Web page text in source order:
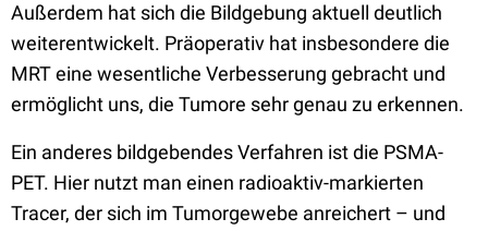
Außerdem hat sich die Bildgebung aktuell deutlich
weiterentwickelt. Präoperativ hat insbesondere die
MRT eine wesentliche Verbesserung gebracht und
ermöglicht uns, die Tumore sehr genau zu erkennen.
Ein anderes bildgebendes Verfahren ist die PSMA-
PET. Hier nutzt man einen radioaktiv-markierten
Tracer, der sich im Tumorgewebe anreichert – und